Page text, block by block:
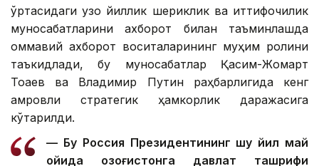
ўртасидаги узоқ йиллик шериклик ва иттифоқчилик
муносабатларини ахборот билан таъминлашда
оммавий ахборот воситаларининг муҳим ролини
таъкидлади, бу муносабатлар Қасим-Жомарт
Тоқаев ва Владимир Путин раҳбарлигида кенг
қамровли стратегик ҳамкорлик даражасига
кўтарилди.
— Бу Россия Президентининг шу йил май
ойида Қозоғистонга давлат ташрифи